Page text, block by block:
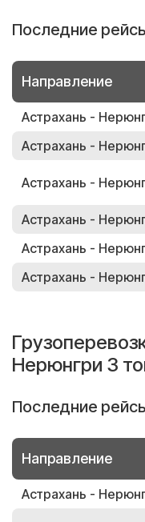
Последние
Направление
Астрахань -
Астрахань -
Астрахань -
Астрахань -
Астрахань -
Астрахань -
Нерюнгри 3
Последние
Направление
Астрахань -